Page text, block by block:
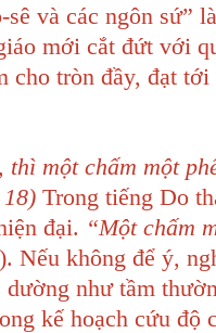
và các ngôn sứ”
mới cắt đứt với
cho tròn đầy, đạt
một chấm một
Trong tiếng Do
đại. “Một chấm
Nếu không để ý,
như tầm
kế hoạch cứu độ